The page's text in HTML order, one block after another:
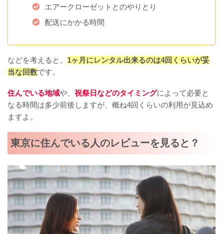
エアークローゼットとのやりとり
配送にかかる時間
などを考えると、 1ヶ月にレンタル出来るのは4回くらいが妥
当な回数です。
住んでいる地域や、 祝祭日などのタイミングによって必要と
なる時間は多少前後しますが、概ね4回くらいの利用が見込め
ますよ。
東京に住んでいる人のレビューを見ると？